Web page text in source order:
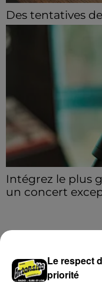
Des tentatives
Des personnes
informations
Intégrez le plus
un concert
A LA UNELe respect
priorité